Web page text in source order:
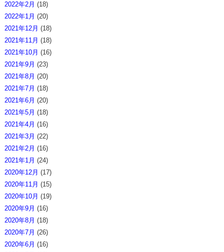
2022年2月 (18)
2022年1月 (20)
2021年12月 (18)
2021年11月 (18)
2021年10月 (16)
2021年9月 (23)
2021年8月 (20)
2021年7月 (18)
2021年6月 (20)
2021年5月 (18)
2021年4月 (16)
2021年3月 (22)
2021年2月 (16)
2021年1月 (24)
2020年12月 (17)
2020年11月 (15)
2020年10月 (19)
2020年9月 (16)
2020年8月 (18)
2020年7月 (26)
2020年6月 (16)